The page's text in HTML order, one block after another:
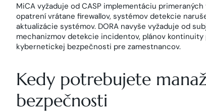
MiCA vyžaduje od CASP implementáciu
opatrení vrátane firewallov, systémov detekcie
aktualizácie systémov. DORA navyše vyžaduje od
mechanizmov detekcie incidentov, plánov kontinuity
kybernetickej bezpečnosti pre zamestnancov.
Kedy potrebujete
bezpečnosti